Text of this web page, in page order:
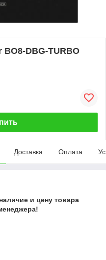
DBG-TURBO
Доставка Оплата
и цену товара